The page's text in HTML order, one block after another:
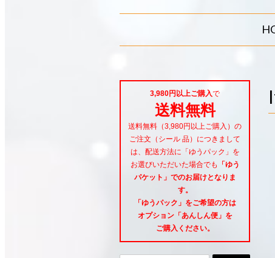
3,980円以上ご購入で
送料無料
送料無料（3,980円以上ご購入）の
ご注文（シール 品）につきまして
は、配送方法に「ゆうパック」を
お選びいただいた場合でも
「ゆう
パケット」でのお届けとなりま
す。
「ゆうパック」をご希望の方は
オプション「あんしん便」 を
ご購入ください。